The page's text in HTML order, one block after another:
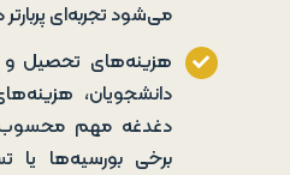
می‌شود تجربه‌ای
هزینه‌های تحصیل و
دانشجویان،
دغدغه مهم محسوب
برخی بورسیه‌ها یا